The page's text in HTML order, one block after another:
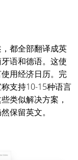
都全部翻译成英
语和德语。这使
用经济日历。完
支持10-15种语言
类似解决方案，
保留英文。